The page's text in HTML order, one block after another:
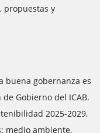
propuestas y
buena gobernanza es
Gobierno del ICAB.
2025-2029,
medio ambiente,